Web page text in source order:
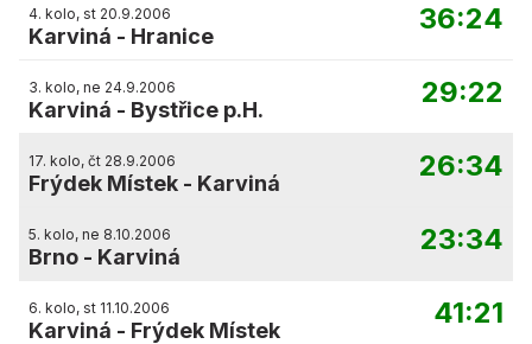
4. kolo, st 20.9.2006
Karviná - Hranice
36:24
3. kolo, ne 24.9.2006
Karviná - Bystřice p.H.
29:22
17. kolo, čt 28.9.2006
Frýdek Místek - Karviná
26:34
5. kolo, ne 8.10.2006
Brno - Karviná
23:34
6. kolo, st 11.10.2006
Karviná - Frýdek Místek
41:21